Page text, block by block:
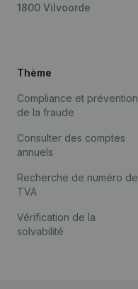
1800 Vilvoorde
Thème
Compliance et prévention
de la fraude
Consulter des comptes
annuels
Recherche de numéro de
TVA
Vérification de la
solvabilité